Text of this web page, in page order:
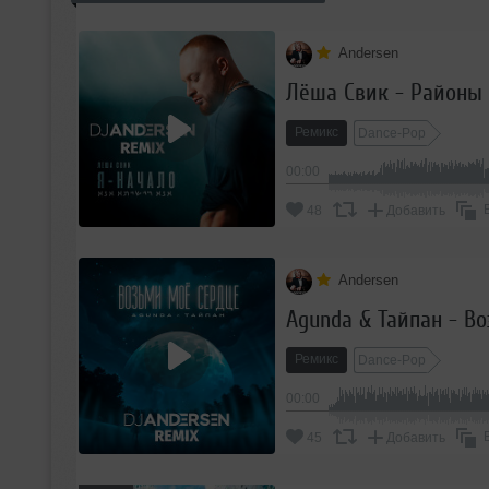
Andersen
Лёша Свик - Районы
Ремикс Dance-Pop
Добавить
Andersen
Agunda & Тайпан -
Ремикс Dance-Pop
45 Добавить